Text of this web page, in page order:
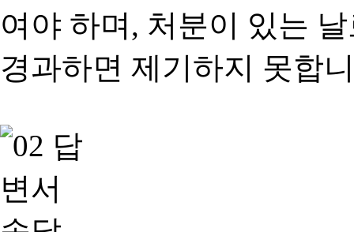
여야 하며, 처분이 있는
경과하면 제기하지 못합